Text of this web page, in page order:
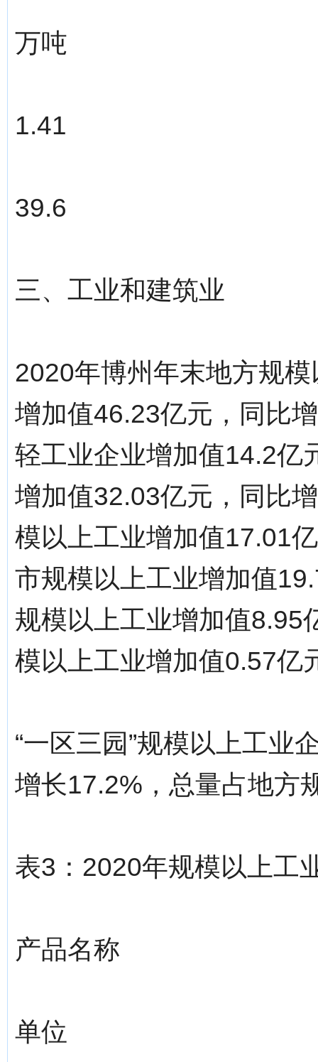
万吨
1.41
39.6
三、工业和建筑业
2020年博州年末地方规
增加值46.23亿元，同比
轻工业企业增加值14.2亿
增加值32.03亿元，同比
模以上工业增加值17.01
市规模以上工业增加值
规模以上工业增加值8.95
模以上工业增加值0.57亿
“一区三园”规模以上工业
增长17.2%，总量占地方
表3：2020年规模以上工
产品名称
单位